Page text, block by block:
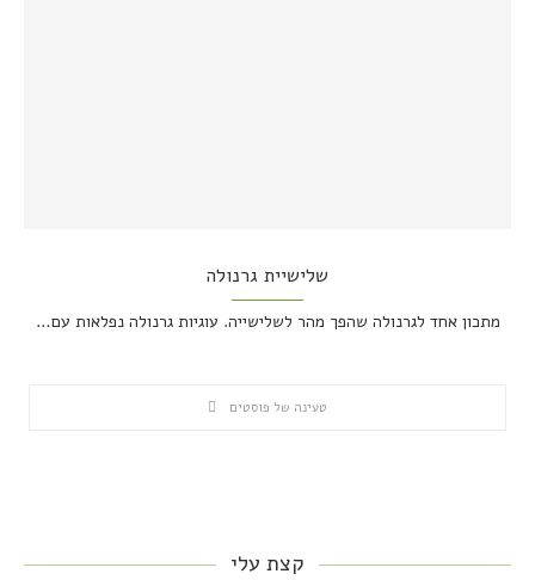
שלישיית גרנולה
מתכון אחד לגרנולה שהפך מהר לשלישייה. עוגיות גרנולה נפלאות עם…
טעינה של פוסטים
קצת עלי